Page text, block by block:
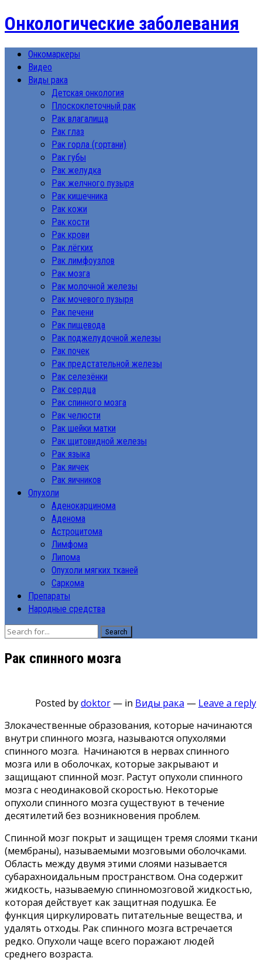
Онкологические заболевания
Онкомаркеры
Видео
Виды рака
Детская онкология
Плоскоклеточный рак
Рак влагалища
Рак глаз
Рак горла (гортани)
Рак губы
Рак желудка
Рак желчного пузыря
Рак кишечника
Рак кожи
Рак кости
Рак крови
Рак лёгких
Рак лимфоузлов
Рак мозга
Рак молочной железы
Рак мочевого пузыря
Рак печени
Рак пищевода
Рак поджелудочной железы
Рак почек
Рак предстательной железы
Рак селезёнки
Рак сердца
Рак спинного мозга
Рак челюсти
Рак шейки матки
Рак щитовидной железы
Рак языка
Рак яичек
Рак яичников
Опухоли
Аденокарцинома
Аденома
Астроцитома
Лимфома
Липома
Опухоли мягких тканей
Саркома
Препараты
Народные средства
Search
Рак спинного мозга
Posted bydoktor — in Виды рака — Leave a reply
Злокачественные образования, которые начинаются
внутри спинного мозга, называются опухолями
спинного мозга. Начинаются в нервах спинного
мозга или в оболочках, которые закрывают и
защищают спинной мозг. Растут опухоли спинного
мозга с неодинаковой скоростью. Некоторые
опухоли спинного мозга существуют в течение
десятилетий без возникновения проблем.
Спинной мозг покрыт и защищен тремя слоями ткани
(мембраны), называемыми мозговыми оболочками.
Область между двумя этими слоями называется
субарахноидальным пространством. Она содержит
жидкость, называемую спинномозговой жидкостью,
которая действует как защитная подушка. Ее
функция циркулировать питательные вещества, и
удалять отходы. Рак спинного мозга встречается
редко. Опухоли чаще всего поражают людей
среднего возраста.